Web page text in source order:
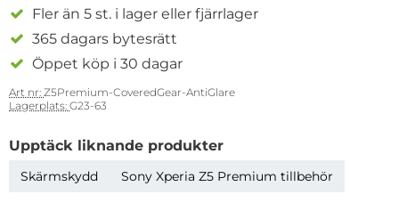
Fler än 5 st. i lager eller fjärrlager
365 dagars bytesrätt
Öppet köp i 30 dagar
Art nr: Z5Premium-CoveredGear-AntiGlare
Lagerplats: G23-63
Upptäck liknande produkter
Skärmskydd Sony Xperia Z5 Premium tillbehör